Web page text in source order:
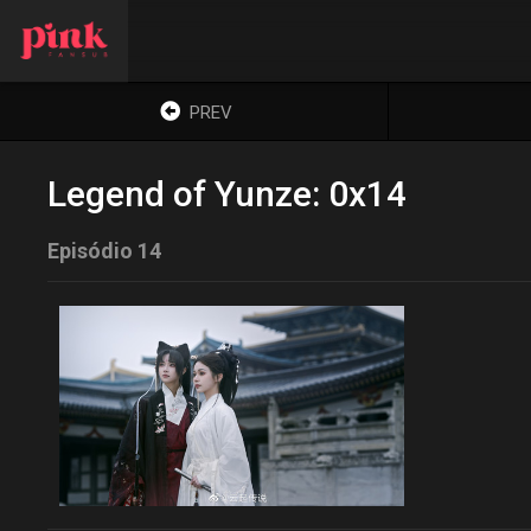
PREV
Legend of Yunze: 0x14
Episódio 14